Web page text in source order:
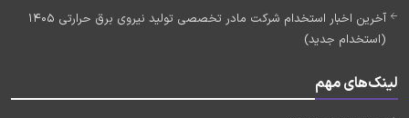
آخرین اخبار استخدام شرکت مادر تخصصی تولید نیروی برق حرارتی 1405
(استخدام جدید)
لینک‌های مهم